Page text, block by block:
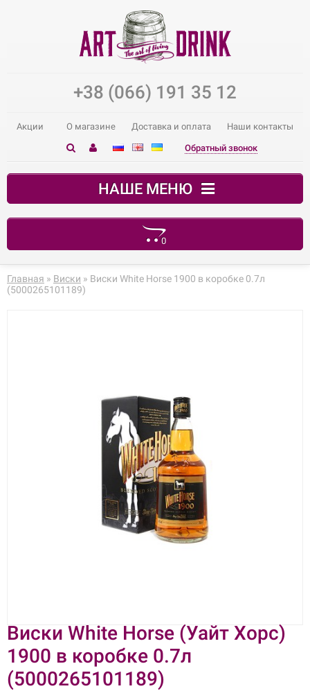
+38 (066) 191 35 12
Акции О магазине Доставка и оплата Наши контакты
Обратный звонок
НАШЕ МЕНЮ
0
В корзине пусто!
Главная » Виски » Виски White Horse 1900 в коробке 0.7л
(5000265101189)
Виски White Horse (Уайт Хорс)
1900 в коробке 0.7л
(5000265101189)